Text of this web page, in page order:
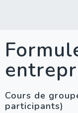
Cours de
participants)